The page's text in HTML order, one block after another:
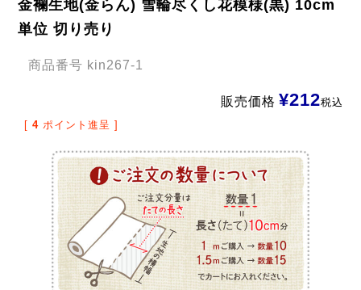
金襴生地(金らん) 雪輪尽くし花模様(黒) 10cm
単位 切り売り
商品番号 kin267-1
販売価格 ¥212税込
[ 4 ポイント進呈 ]